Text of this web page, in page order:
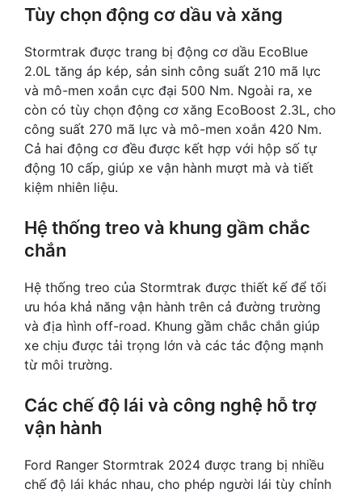
Tùy chọn động cơ dầu và xăng
Stormtrak được trang bị động cơ dầu EcoBlue
2.0L tăng áp kép, sản sinh công suất 210 mã lực
và mô-men xoắn cực đại 500 Nm. Ngoài ra, xe
còn có tùy chọn động cơ xăng EcoBoost 2.3L, cho
công suất 270 mã lực và mô-men xoắn 420 Nm.
Cả hai động cơ đều được kết hợp với hộp số tự
động 10 cấp, giúp xe vận hành mượt mà và tiết
kiệm nhiên liệu.
Hệ thống treo và khung gầm chắc
chắn
Hệ thống treo của Stormtrak được thiết kế để tối
ưu hóa khả năng vận hành trên cả đường trường
và địa hình off-road. Khung gầm chắc chắn giúp
xe chịu được tải trọng lớn và các tác động mạnh
từ môi trường.
Các chế độ lái và công nghệ hỗ trợ
vận hành
Ford Ranger Stormtrak 2024 được trang bị nhiều
chế độ lái khác nhau, cho phép người lái tùy chỉnh